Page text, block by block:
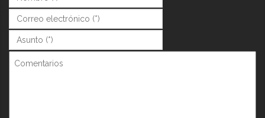
Correo (*)*
Asunto (*)*
Comentarios